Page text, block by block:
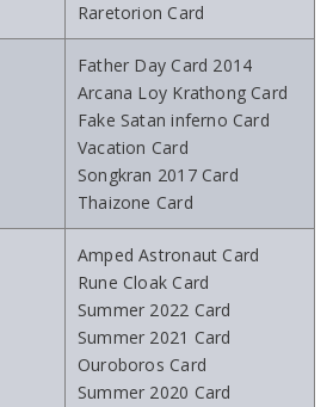
Raretorion Card
Father Day Card 2014
Arcana Loy Krathong Card
Fake Satan inferno Card
Vacation Card
Songkran 2017 Card
Thaizone Card
Amped Astronaut Card
Rune Cloak Card
Summer 2022 Card
Summer 2021 Card
Ouroboros Card
Summer 2020 Card